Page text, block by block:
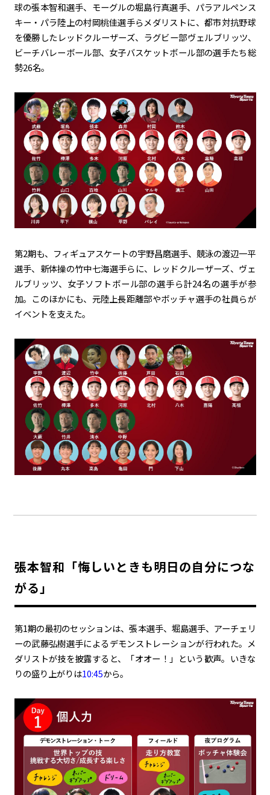
球の張本智和選手、モーグルの堀島行真選手、パラアルペンス
キー・パラ陸上の村岡桃佳選手らメダリストに、都市対抗野球
を優勝したレッドクルーザーズ、ラグビー部ヴェルブリッツ、
ビーチバレーボール部、女子バスケットボール部の選手たち総
勢26名。
第2期も、フィギュアスケートの宇野昌磨選手、競泳の渡辺一平
選手、新体操の竹中七海選手らに、レッドクルーザーズ、ヴェ
ルブリッツ、女子ソフトボール部の選手ら計24名の選手が参
加。このほかにも、元陸上長距離部やボッチャ選手の社員らが
イベントを支えた。
張本智和「悔しいときも明日の自分につな
がる」
第1期の最初のセッションは、張本選手、堀島選手、アーチェリ
ーの武藤弘樹選手によるデモンストレーションが行われた。メ
ダリストが技を披露すると、「オオー！」という歓声。いきな
りの盛り上がりは10:45から。